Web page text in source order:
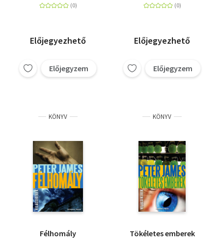
Előjegyezhető
Előjegyzem
Előjegyezhető
Előjegyzem
KÖNYV
Félhomály
KÖNYV
Tökéletes emberek